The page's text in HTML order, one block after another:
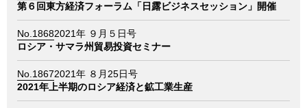
第６回東方経済フォーラム「日露ビジネスセッション」開催
No.18682021年 ９月５日号
ロシア・サマラ州貿易投資セミナー
No.18672021年 ８月25日号
2021年上半期のロシア経済と鉱工業生産